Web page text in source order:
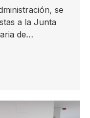
se
a la Junta
de…